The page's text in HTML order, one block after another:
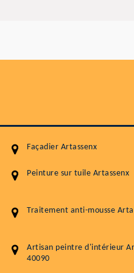
Façadier Artassenx
Peinture sur tuile Artassenx
Traitement anti-mousse
Artisan peintre d'intérieur
40090